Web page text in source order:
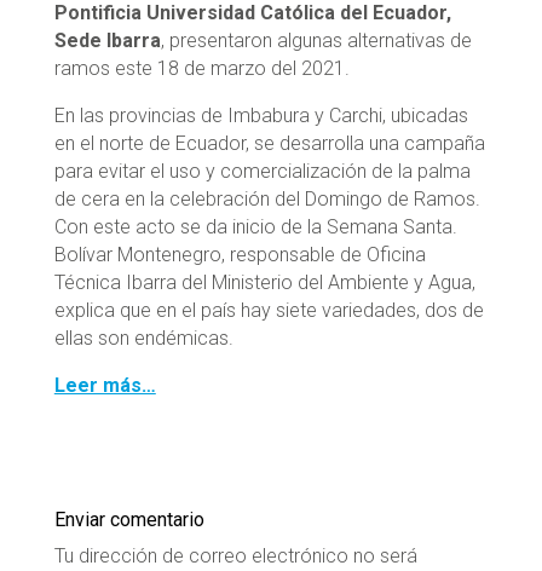
Pontificia Universidad Católica del Ecuador,
Sede Ibarra, presentaron algunas alternativas de
ramos este 18 de marzo del 2021.
En las provincias de Imbabura y Carchi, ubicadas
en el norte de Ecuador, se desarrolla una campaña
para evitar el uso y comercialización de la palma
de cera en la celebración del Domingo de Ramos.
Con este acto se da inicio de la Semana Santa.
Bolívar Montenegro, responsable de Oficina
Técnica Ibarra del Ministerio del Ambiente y Agua,
explica que en el país hay siete variedades, dos de
ellas son endémicas.
Leer más…
Enviar comentario
Tu dirección de correo electrónico no será